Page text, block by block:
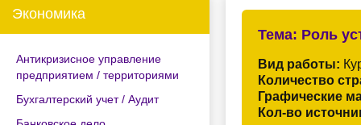
Экономика
Антикризисное управление
предприятием / территориями
Бухгалтерский учет / Аудит
Тема: Роль
Вид работы:
Количество
Графические
Кол-во